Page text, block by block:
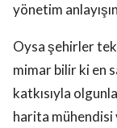
yönetim
Oysa şehirler
mimar bilir ki en
katkısıyla
harita